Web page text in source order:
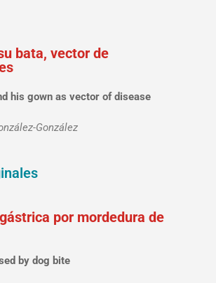
bata, vector de
his gown as vector of disease
González
por mordedura de
by dog bite